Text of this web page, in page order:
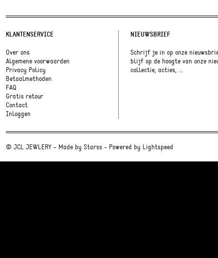
KLANTENSERVICE
Over ons
Algemene voorwaarden
Privacy Policy
Betaalmethoden
FAQ
Gratis retour
Contact
Inloggen
NIEUWSBRIEF
Schrijf je in op onze
blijf op de hoogte van onze
collectie, acties, ...
© JCL JEWLERY - Made by Starss - Powered by Lightspeed